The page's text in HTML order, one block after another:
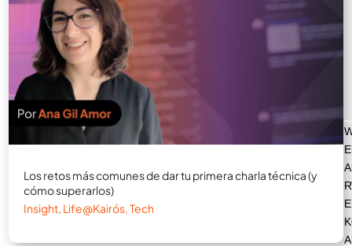
Los retos más comunes de dar tu primera charla técnica (y
cómo superarlos)
Insight, Life@Kairós,Tech
E
A
R
E
K
A